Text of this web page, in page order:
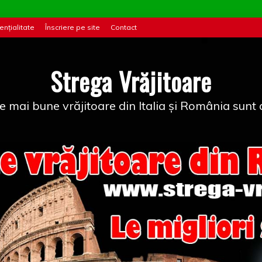
Înscriere pe site Contact
Strega Vrăjitoare
mai bune vrăjitoare din Italia și România sunt